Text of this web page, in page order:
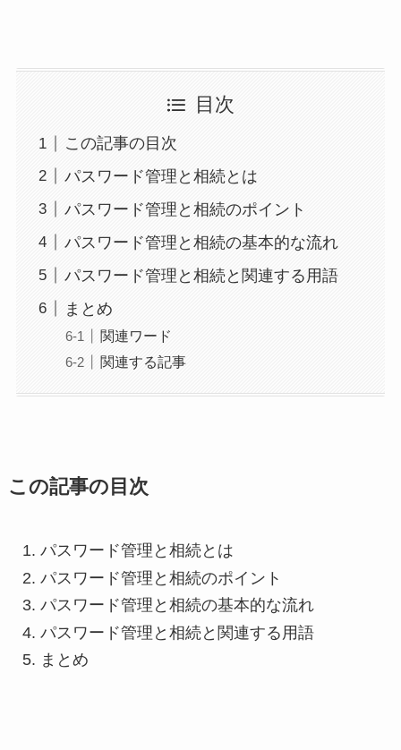
目次
この記事の目次
パスワード管理と相続とは
パスワード管理と相続のポイント
パスワード管理と相続の基本的な流れ
パスワード管理と相続と関連する用語
まとめ
関連ワード
関連する記事
この記事の目次
パスワード管理と相続とは
パスワード管理と相続のポイント
パスワード管理と相続の基本的な流れ
パスワード管理と相続と関連する用語
まとめ